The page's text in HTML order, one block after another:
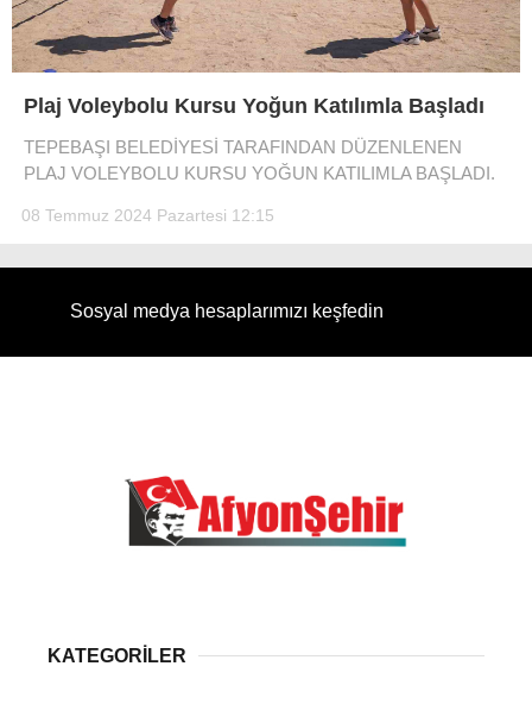
Plaj Voleybolu Kursu Yoğun Katılımla Başladı
TEPEBAŞI BELEDİYESİ TARAFINDAN DÜZENLENEN
PLAJ VOLEYBOLU KURSU YOĞUN KATILIMLA BAŞLADI.
08 Temmuz 2024 Pazartesi 12:15
Sosyal medya hesaplarımızı keşfedin
KATEGORİLER